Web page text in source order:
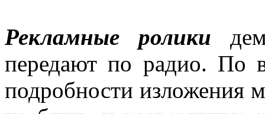
Рекламные ролики
передают по радио. По
подробности изложения